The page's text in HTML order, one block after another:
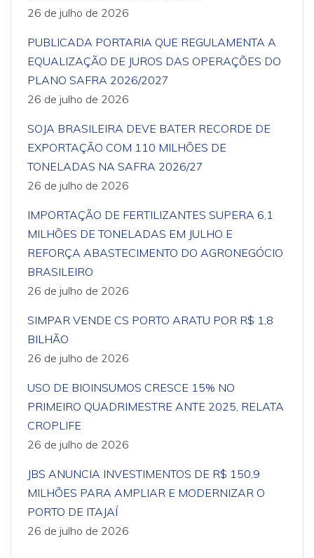
26 de julho de 2026
PUBLICADA PORTARIA QUE REGULAMENTA A
EQUALIZAÇÃO DE JUROS DAS OPERAÇÕES DO
PLANO SAFRA 2026/2027
26 de julho de 2026
SOJA BRASILEIRA DEVE BATER RECORDE DE
EXPORTAÇÃO COM 110 MILHÕES DE
TONELADAS NA SAFRA 2026/27
26 de julho de 2026
IMPORTAÇÃO DE FERTILIZANTES SUPERA 6,1
MILHÕES DE TONELADAS EM JULHO E
REFORÇA ABASTECIMENTO DO AGRONEGÓCIO
BRASILEIRO
26 de julho de 2026
SIMPAR VENDE CS PORTO ARATU POR R$ 1,8
BILHÃO
26 de julho de 2026
USO DE BIOINSUMOS CRESCE 15% NO
PRIMEIRO QUADRIMESTRE ANTE 2025, RELATA
CROPLIFE
26 de julho de 2026
JBS ANUNCIA INVESTIMENTOS DE R$ 150,9
MILHÕES PARA AMPLIAR E MODERNIZAR O
PORTO DE ITAJAÍ
26 de julho de 2026